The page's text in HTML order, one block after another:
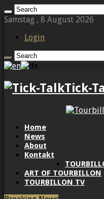
Samstag , 8 August 2026
Login
Tick-
Home
News
About
Kontakt
ART OF TOURBILLON
TOURBILLON TV